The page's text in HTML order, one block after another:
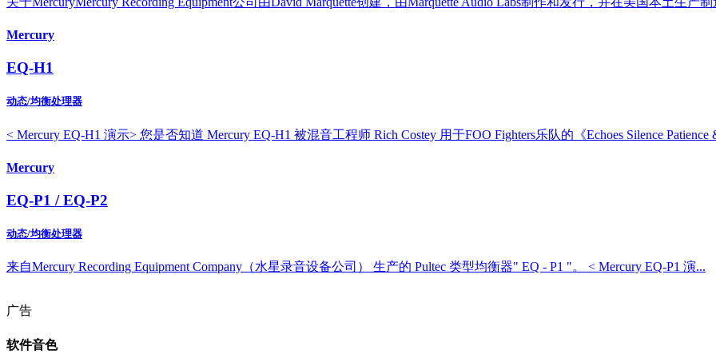
Mercury
EQ-H1
动态/均衡处理器
< Mercury EQ-H1 演示> 您是否知道 Mercury EQ-H1 被混音工程师 Rich Costey 用于FOO Fighters乐队的《Echoes Silence Patience
Mercury
EQ-P1 / EQ-P2
动态/均衡处理器
来自Mercury Recording Equipment Company（水星录音设备公司） 生产的 Pultec 类型均衡器" EQ - P1 "。 < Mercury EQ-P1 演...
广告
软件音色